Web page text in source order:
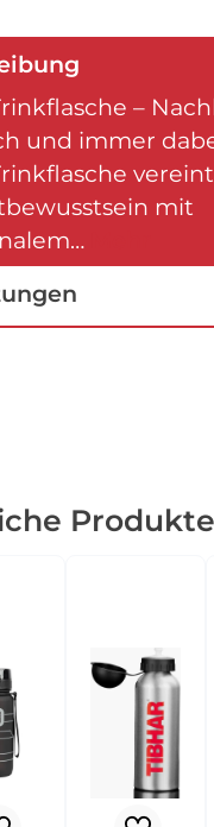
–
und immer
vereint
mit
überspringen
Produkte